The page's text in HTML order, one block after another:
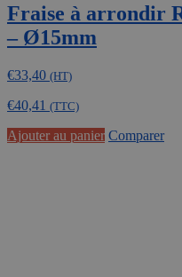
Fraise à arrondir
– Ø15mm
€33,40 (HT)
€40,41 (TTC)
Ajouter au panier Comparer